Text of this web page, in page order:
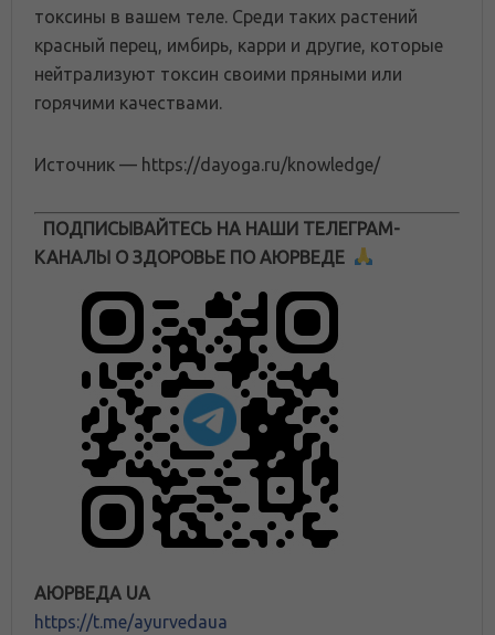
токсины в вашем теле. Среди таких растений
красный перец, имбирь, карри и другие, которые
нейтрализуют токсин своими пряными или
горячими качествами.
Источник — https://dayoga.ru/knowledge/
ПОДПИСЫВАЙТЕСЬ НА НАШИ ТЕЛЕГРАМ-
КАНАЛЫ О ЗДОРОВЬЕ ПО АЮРВЕДЕ
АЮРВЕДА UA
https://t.me/ayurvedaua